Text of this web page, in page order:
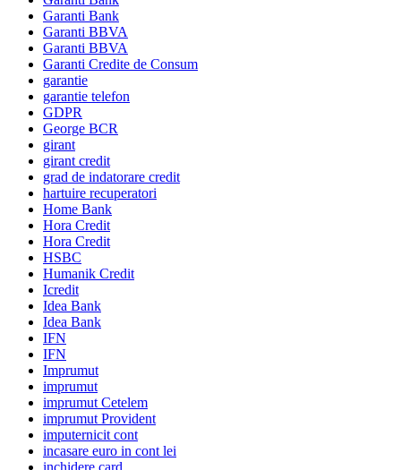
Garanti Bank
Garanti BBVA
Garanti BBVA
Garanti Credite de Consum
garantie
garantie telefon
GDPR
George BCR
girant
girant credit
grad de indatorare credit
hartuire recuperatori
Home Bank
Hora Credit
Hora Credit
HSBC
Humanik Credit
Icredit
Idea Bank
Idea Bank
IFN
IFN
Imprumut
imprumut
imprumut Cetelem
imprumut Provident
imputernicit cont
incasare euro in cont lei